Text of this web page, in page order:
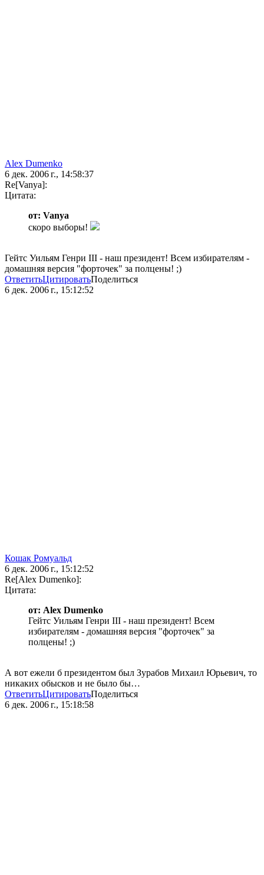
Alex Dumenko
6 дек. 2006 г., 14:58:37
Re[Vanya]:
Цитата:
от: Vanya
скоро выборы!
Гейтс Уильям Генри III - наш президент! Всем избирателям -
домашняя версия "форточек" за полцены! ;)
ОтветитьЦитироватьПоделиться
6 дек. 2006 г., 15:12:52
Кошак Ромуальд
6 дек. 2006 г., 15:12:52
Re[Alex Dumenko]:
Цитата:
от: Alex Dumenko
Гейтс Уильям Генри III - наш президент! Всем
избирателям - домашняя версия "форточек" за
полцены! ;)
А вот ежели б президентом был Зурабов Михаил Юрьевич, то
никаких обысков и не было бы…
ОтветитьЦитироватьПоделиться
6 дек. 2006 г., 15:18:58